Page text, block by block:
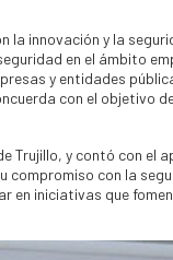
innovación y la
en el ámbito
y entidades
con el objetivo
Trujillo, y contó con el
compromiso con la
en iniciativas que